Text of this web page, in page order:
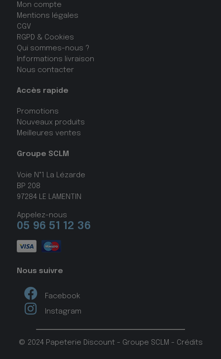
Mon compte
Mentions légales
CGV
RGPD & Cookies
Qui sommes-nous ?
Informations livraison
Nous contacter
Accès rapide
Promotions
Nouveaux produits
Meilleures ventes
Groupe SCLM
Voie N°1 La Lézarde
BP 208
97284 LE LAMENTIN
Appelez-nous
05 96 51 12 36
Nous suivre
Facebook
Instagram
© 2024 Papeterie Discount - Groupe SCLM - Crédits